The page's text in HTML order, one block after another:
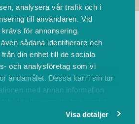
analysera vår trafik och i
till användaren. Vid
för annonsering,
sådana identifierare och
din enhet till de sociala
och analysföretag som vi
ändamålet. Dessa kan i sin tur
med annan information
Visa detaljer
Events